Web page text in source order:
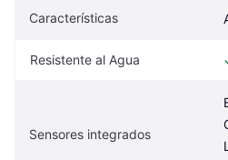
Características
Resistente al Agua
Sensores integrados